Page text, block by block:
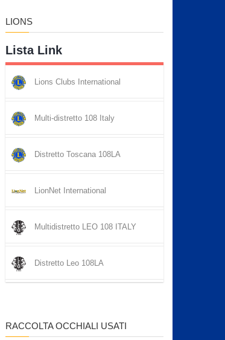
LIONS
Lista Link
Lions Clubs International
Multi-distretto 108 Italy
Distretto Toscana 108LA
LionNet International
Multidistretto LEO 108 ITALY
Distretto Leo 108LA
RACCOLTA OCCHIALI USATI